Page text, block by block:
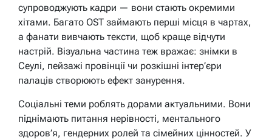
супроводжують кадри — вони стають окремими
хітами. Багато OST займають перші місця в чартах,
а фанати вивчають тексти, щоб краще відчути
настрій. Візуальна частина теж вражає: знімки в
Сеулі, пейзажі провінції чи розкішні інтер’єри
палаців створюють ефект занурення.
Соціальні теми роблять дорами актуальними. Вони
піднімають питання нерівності, ментального
здоров’я, гендерних ролей та сімейних цінностей. У